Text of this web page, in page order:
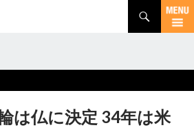
は仏に決定 34年は米